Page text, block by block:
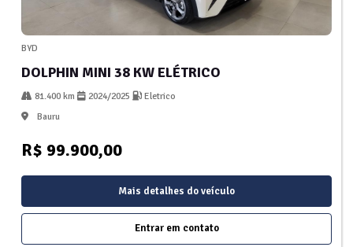
BYD
DOLPHIN MINI 38 KW ELÉTRICO
81.400 km 2024/2025
Eletrico
Bauru
R$ 99.900,00
Mais detalhes do veículo
Entrar em contato